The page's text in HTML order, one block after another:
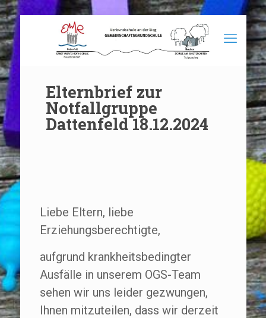
Elternbrief zur
Notfallgruppe
Dattenfeld 18.12.2024
Liebe Eltern, liebe
Erziehungsberechtigte,
aufgrund krankheitsbedingter
Ausfälle in unserem OGS-Team
sehen wir uns leider gezwungen,
Ihnen mitzuteilen, dass wir derzeit